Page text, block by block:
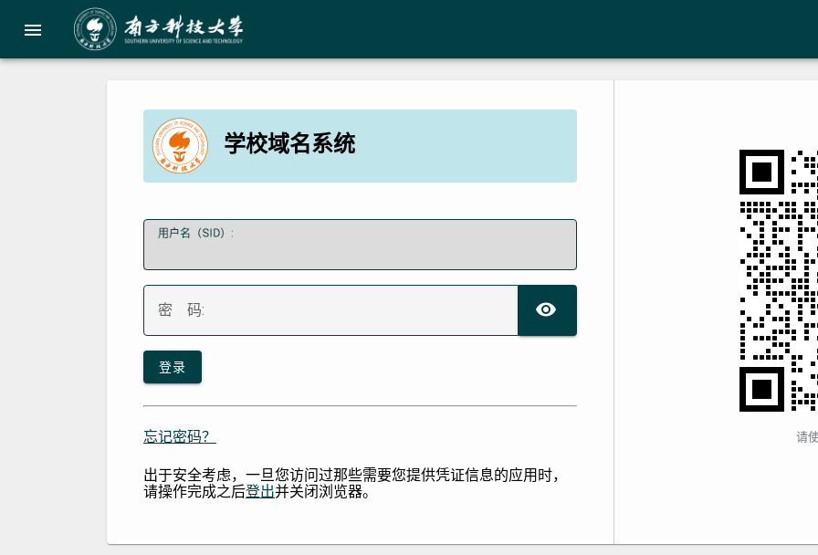
menu
学校域名系统
用户名（SID）:
密 码: TOGGLE PASSWORD
登录
忘记密码？
出于安全考虑，一旦您访问过那些需要您提供凭证信息的应用时，
请操作完成之后登出并关闭浏览器。
请